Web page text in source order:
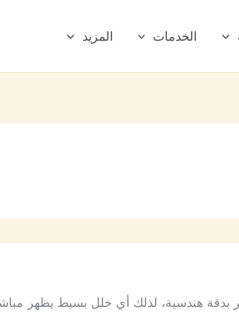
الخدمات المزيد
بدقة هندسية، لذلك أي خلل بسيط يظهر